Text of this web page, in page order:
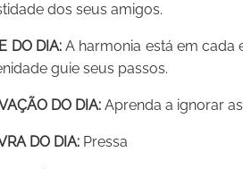
dos seus amigos.
DO DIA:A harmonia está em cada
guie seus passos.
DO DIA: Aprenda a ignorar
DO DIA: Pressa